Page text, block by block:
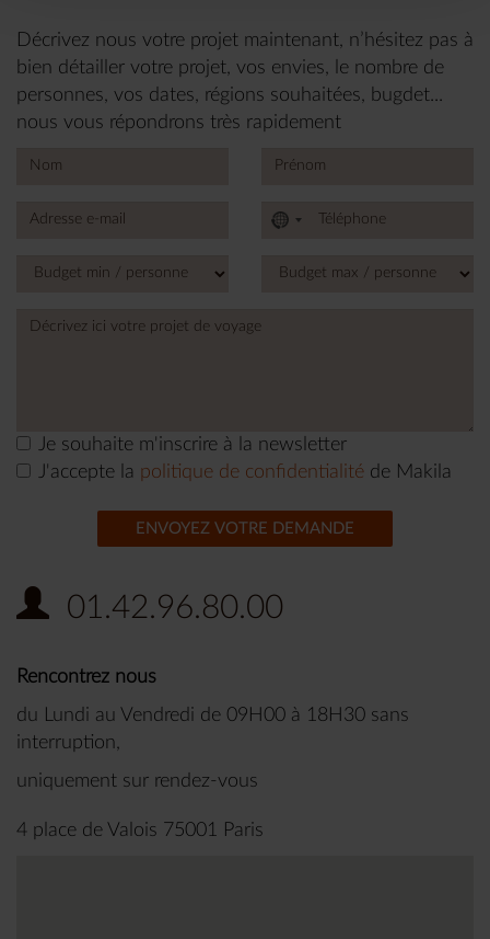
Décrivez nous votre projet maintenant, n’hésitez pas à
bien détailler votre projet, vos envies, le nombre de
personnes, vos dates, régions souhaitées, bugdet...
nous vous répondrons très rapidement
No
selected
Je souhaite m'inscrire à la newsletter
J'accepte la politique de confidentialité de Makila
ENVOYEZ VOTRE DEMANDE
01.42.96.80.00
Rencontrez nous
du Lundi au Vendredi de 09H00 à 18H30 sans
interruption,
uniquement sur rendez-vous
4 place de Valois 75001 Paris